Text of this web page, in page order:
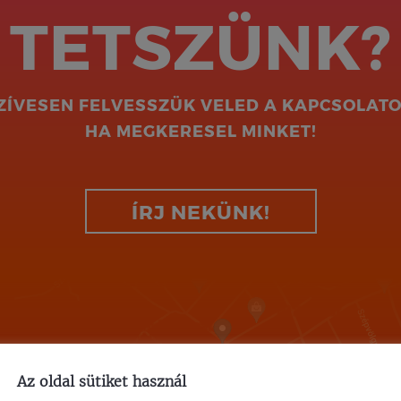
TETSZÜNK?
FELVESSZÜK VELED A
HA MEGKERESEL MINKET!
ÍRJ NEKÜNK!
Az oldal sütiket használ